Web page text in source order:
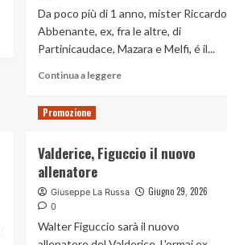
Da poco più di 1 anno, mister Riccardo
Abbenante, ex, fra le altre, di
Partinicaudace, Mazara e Melfi, é il...
Continua a leggereRead
racconta
esperienza
Svizzera
“Calcio
Promozione
Valderice, Figuccio il nuovo
allenatore
Giuseppe La Russa Giugno 29, 2026
0
Walter Figuccio sarà il nuovo